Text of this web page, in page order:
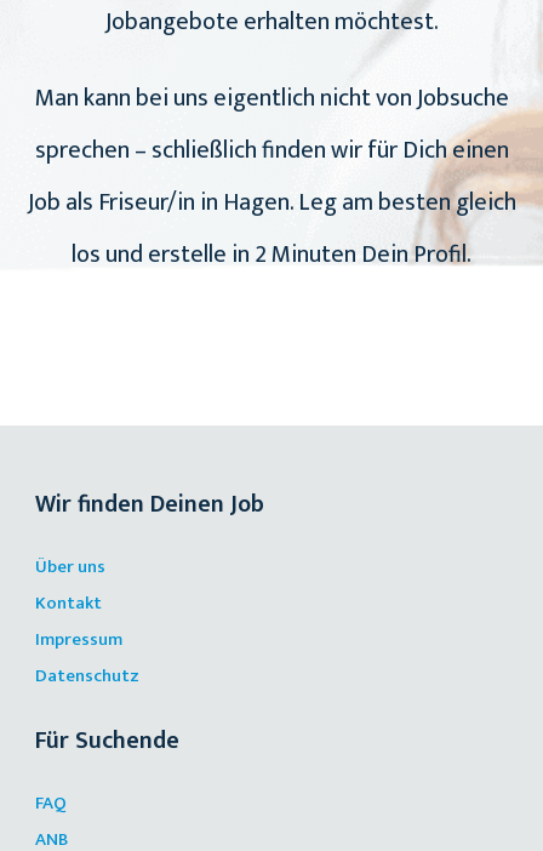
Jobangebote erhalten möchtest.
Man kann bei uns eigentlich nicht von Jobsuche
sprechen – schließlich finden wir für Dich einen
Job als Friseur/in in Hagen. Leg am besten gleich
los und erstelle in 2 Minuten Dein Profil.
Wir finden Deinen Job
Über uns
Kontakt
Impressum
Datenschutz
Für Suchende
FAQ
ANB